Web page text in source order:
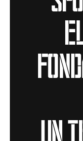
un